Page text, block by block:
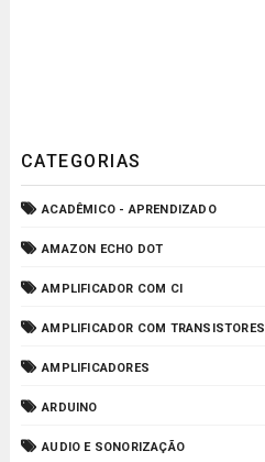
CATEGORIAS
ACADÊMICO - APRENDIZADO
AMAZON ECHO DOT
AMPLIFICADOR COM CI
AMPLIFICADOR COM TRANSISTORES
AMPLIFICADORES
ARDUINO
AUDIO E SONORIZAÇÃO